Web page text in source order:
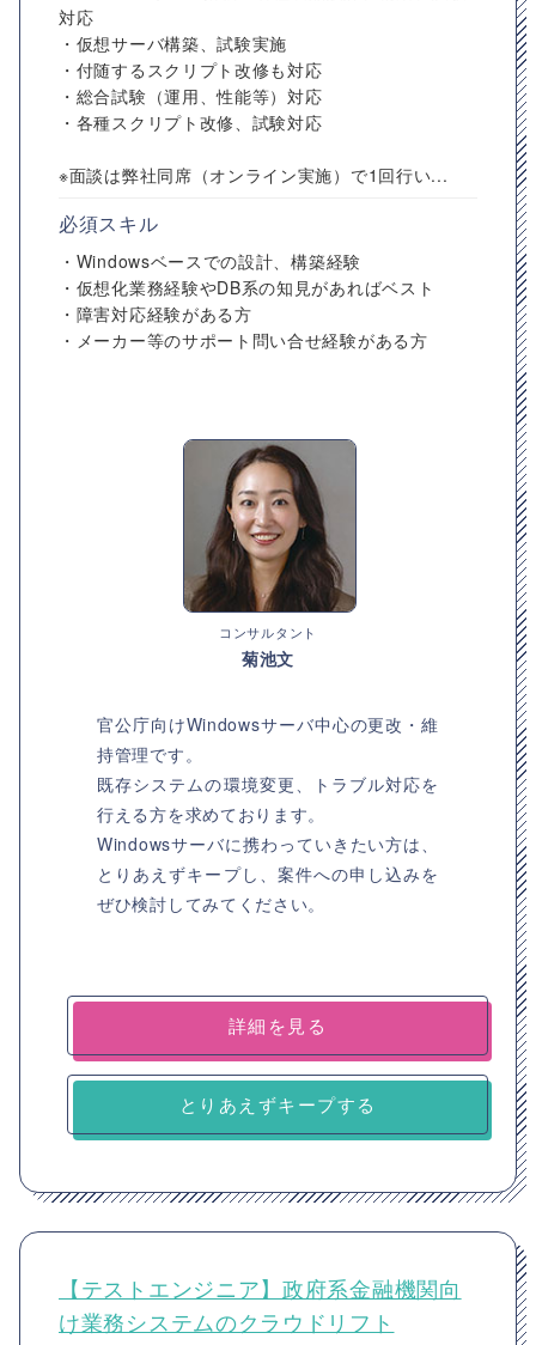
対応
・仮想サーバ構築、試験実施
・付随するスクリプト改修も対応
・総合試験（運用、性能等）対応
・各種スクリプト改修、試験対応
※面談は弊社同席（オンライン実施）で1回行い...
必須スキル
・Windowsベースでの設計、構築経験
・仮想化業務経験やDB系の知見があればベスト
・障害対応経験がある方
・メーカー等のサポート問い合せ経験がある方
コンサルタント
菊池文
官公庁向けWindowsサーバ中心の更改・維
持管理です。
既存システムの環境変更、トラブル対応を
行える方を求めております。
Windowsサーバに携わっていきたい方は、
とりあえずキープし、案件への申し込みを
ぜひ検討してみてください。
詳細を見る
とりあえずキープする
【テストエンジニア】政府系金融機関向
け業務システムのクラウドリフト